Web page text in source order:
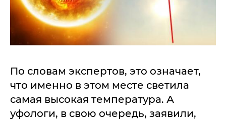
По словам экспертов, это означает,
что именно в этом месте светила
самая высокая температура. А
уфологи, в свою очередь, заявили,